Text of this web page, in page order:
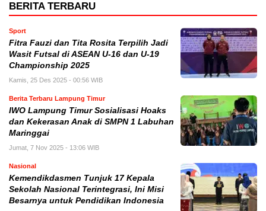
BERITA TERBARU
Sport
Fitra Fauzi dan Tita Rosita Terpilih Jadi
Wasit Futsal di ASEAN U-16 dan U-19
Championship 2025
Kamis, 25 Des 2025 - 00:56 WIB
Berita Terbaru Lampung Timur
IWO Lampung Timur Sosialisasi Hoaks
dan Kekerasan Anak di SMPN 1 Labuhan
Maringgai
Jumat, 7 Nov 2025 - 13:06 WIB
Nasional
Kemendikdasmen Tunjuk 17 Kepala
Sekolah Nasional Terintegrasi, Ini Misi
Besarnya untuk Pendidikan Indonesia